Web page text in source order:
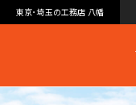
東京･埼玉の工務店 八幡